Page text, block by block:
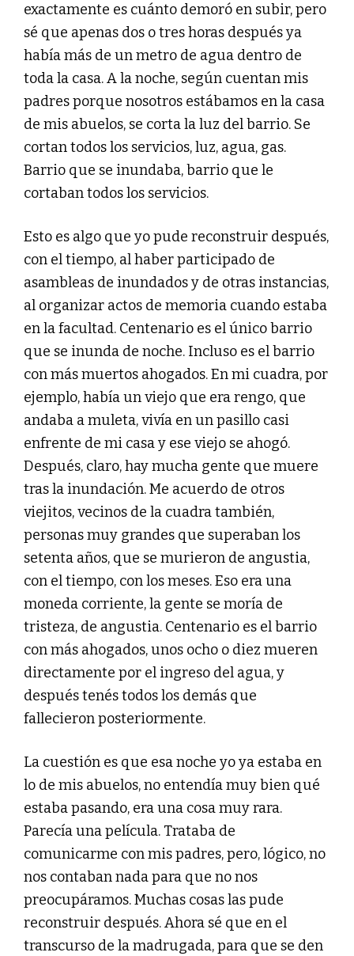
exactamente es cuánto demoró en subir, pero
sé que apenas dos o tres horas después ya
había más de un metro de agua dentro de
toda la casa. A la noche, según cuentan mis
padres porque nosotros estábamos en la casa
de mis abuelos, se corta la luz del barrio. Se
cortan todos los servicios, luz, agua, gas.
Barrio que se inundaba, barrio que le
cortaban todos los servicios.
Esto es algo que yo pude reconstruir después,
con el tiempo, al haber participado de
asambleas de inundados y de otras instancias,
al organizar actos de memoria cuando estaba
en la facultad. Centenario es el único barrio
que se inunda de noche. Incluso es el barrio
con más muertos ahogados. En mi cuadra, por
ejemplo, había un viejo que era rengo, que
andaba a muleta, vivía en un pasillo casi
enfrente de mi casa y ese viejo se ahogó.
Después, claro, hay mucha gente que muere
tras la inundación. Me acuerdo de otros
viejitos, vecinos de la cuadra también,
personas muy grandes que superaban los
setenta años, que se murieron de angustia,
con el tiempo, con los meses. Eso era una
moneda corriente, la gente se moría de
tristeza, de angustia. Centenario es el barrio
con más ahogados, unos ocho o diez mueren
directamente por el ingreso del agua, y
después tenés todos los demás que
fallecieron posteriormente.
La cuestión es que esa noche yo ya estaba en
lo de mis abuelos, no entendía muy bien qué
estaba pasando, era una cosa muy rara.
Parecía una película. Trataba de
comunicarme con mis padres, pero, lógico, no
nos contaban nada para que no nos
preocupáramos. Muchas cosas las pude
reconstruir después. Ahora sé que en el
transcurso de la madrugada, para que se den